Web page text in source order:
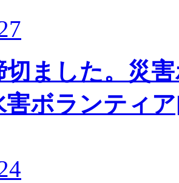
切ました。災
害ボランティ